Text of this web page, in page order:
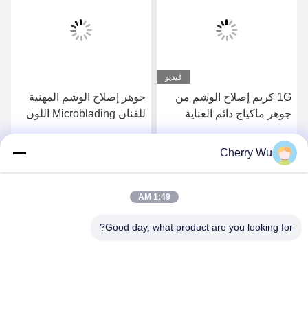
فيديو
1G كريم إصلاح الوشم من
جوهر ماكياج دائم العناية
احصل على افضل سعر
جوهر إصلاح الوشم المهنية
للفنان Microblading اللون
Cherry Wu
1:49 AM
Good day, what product are you looking for?